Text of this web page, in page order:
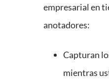
empresarial en
anotadores:
Capturan
mientras